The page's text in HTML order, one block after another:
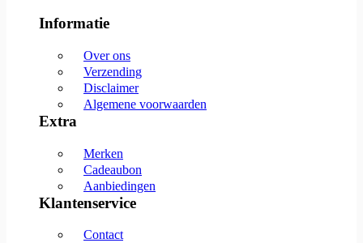
Informatie
Over ons
Verzending
Disclaimer
Algemene voorwaarden
Extra
Merken
Cadeaubon
Aanbiedingen
Klantenservice
Contact